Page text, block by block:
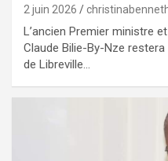
2 juin 2026
L’ancien Premier ministre
Claude Bilie-By-Nze
de Libreville…